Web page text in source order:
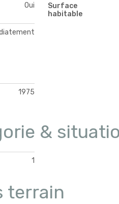
Oui
Surface
habitable
1975
&
1
terrain